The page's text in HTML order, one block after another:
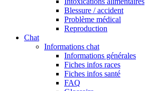
Blessure / accident
Problème médical
Reproduction
Chat
Informations chat
Informations générales
Fiches infos races
Fiches infos santé
FAQ